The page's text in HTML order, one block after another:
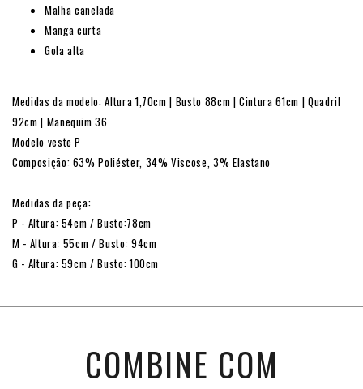
Malha canelada
Manga curta
Gola alta
Medidas da modelo: Altura 1,70cm | Busto 88cm | Cintura 61cm | Quadril
92cm | Manequim 36
Modelo veste P
Composição: 63% Poliéster, 34% Viscose, 3% Elastano
Medidas da peça:
P - Altura: 54cm / Busto:78cm
M - Altura: 55cm / Busto: 94cm
G - Altura: 59cm / Busto: 100cm
COMBINE COM